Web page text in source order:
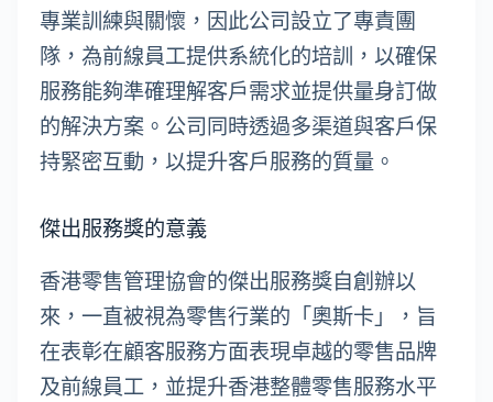
專業訓練與關懷，因此公司設立了專責團
隊，為前線員工提供系統化的培訓，以確保
服務能夠準確理解客戶需求並提供量身訂做
的解決方案。公司同時透過多渠道與客戶保
持緊密互動，以提升客戶服務的質量。
傑出服務獎的意義
香港零售管理協會的傑出服務獎自創辦以
來，一直被視為零售行業的「奧斯卡」，旨
在表彰在顧客服務方面表現卓越的零售品牌
及前線員工，並提升香港整體零售服務水平